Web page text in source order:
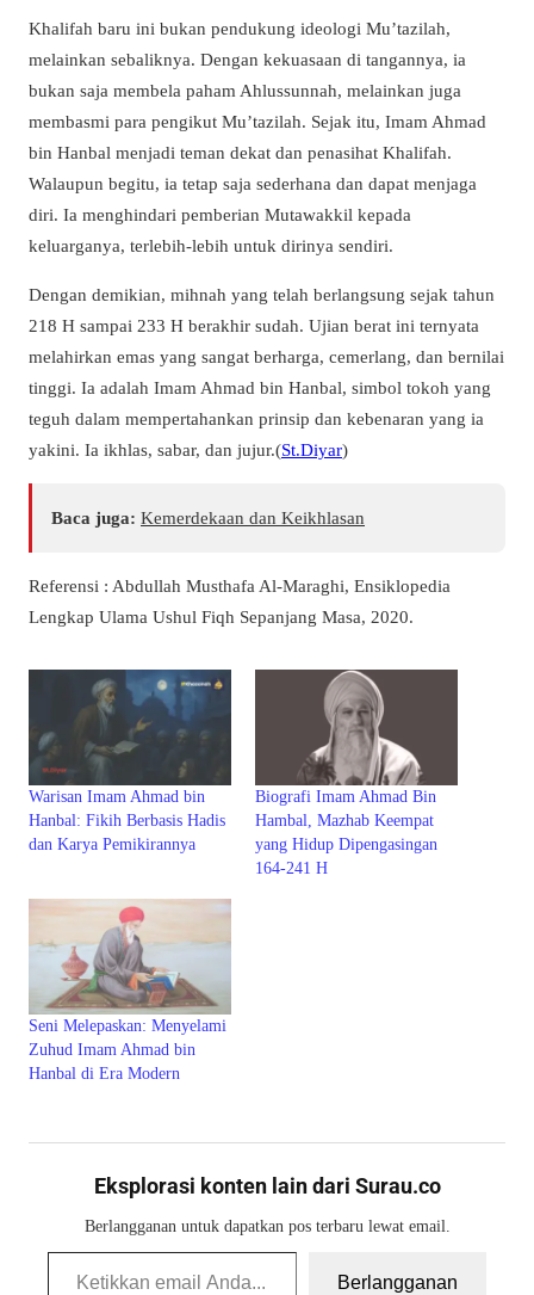
Khalifah baru ini bukan pendukung ideologi Mu’tazilah,
melainkan sebaliknya. Dengan kekuasaan di tangannya, ia
bukan saja membela paham Ahlussunnah, melainkan juga
membasmi para pengikut Mu’tazilah. Sejak itu, Imam Ahmad
bin Hanbal menjadi teman dekat dan penasihat Khalifah.
Walaupun begitu, ia tetap saja sederhana dan dapat menjaga
diri. Ia menghindari pemberian Mutawakkil kepada
keluarganya, terlebih-lebih untuk dirinya sendiri.
Dengan demikian, mihnah yang telah berlangsung sejak tahun
218 H sampai 233 H berakhir sudah. Ujian berat ini ternyata
melahirkan emas yang sangat berharga, cemerlang, dan bernilai
tinggi. Ia adalah Imam Ahmad bin Hanbal, simbol tokoh yang
teguh dalam mempertahankan prinsip dan kebenaran yang ia
yakini. Ia ikhlas, sabar, dan jujur.(St.Diyar)
Baca juga: Kemerdekaan dan Keikhlasan
Referensi : Abdullah Musthafa Al-Maraghi, Ensiklopedia
Lengkap Ulama Ushul Fiqh Sepanjang Masa, 2020.
Warisan Imam Ahmad bin
Hanbal: Fikih Berbasis Hadis
dan Karya Pemikirannya
Biografi Imam Ahmad Bin
Hambal, Mazhab Keempat
yang Hidup Dipengasingan
164-241 H
Seni Melepaskan: Menyelami
Zuhud Imam Ahmad bin
Hanbal di Era Modern
Eksplorasi konten lain dari Surau.co
Berlangganan untuk dapatkan pos terbaru lewat email.
Ketikkan email Anda...
Berlangganan